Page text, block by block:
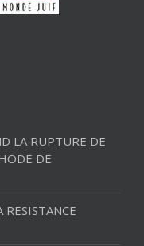
LA RUPTURE DE
DE